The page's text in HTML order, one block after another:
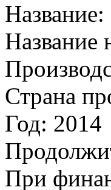
Название:
Название
Страна
Год: 2014
При